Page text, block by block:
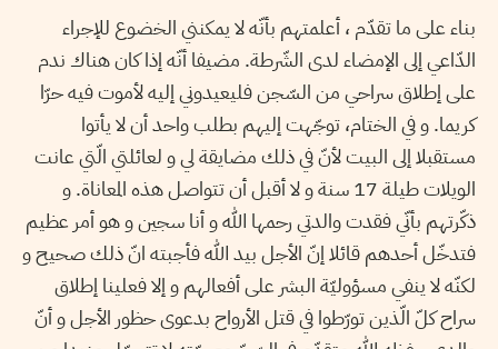
بناء على ما تقدّم ، أعلمتهم بأنّه لا يمكنني الخضوع للإجراء
الدّاعي إلى الإمضاء لدى الشّرطة. مضيفا أنّه إذا كان هناك ندم
على إطلاق سراحي من السّجن فليعيدوني إليه لأموت فيه حرّا
كريما. و في الختام، توجّهت إليهم بطلب واحد أن لا يأتوا
مستقبلا إلى البيت لأنّ في ذلك مضايقة لي و لعائلتي الّتي عانت
الويلات طيلة 17 سنة و لا أقبل أن تتواصل هذه المعاناة. و
ذكّرتهم بأنّي فقدت والدتي رحمها الله و أنا سجين و هو أمر عظيم
فتدخّل أحدهم قائلا إنّ الأجل بيد الله فأجبته انّ ذلك صحيح و
لكنّه لا ينفي مسؤوليّة البشر على أفعالهم و إلا فعلينا إطلاق
سراح كلّ الّذين تورّطوا في قتل الأرواح بدعوى حظور الأجل و أنّ